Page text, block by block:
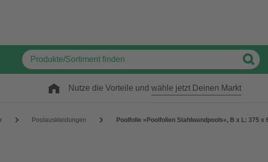
Nutze die Vorteile und wähle jetzt Deinen Markt
Poolauskleidungen Poolfolie »Poolfolien Stahlwandpools«, B x L: 375 x